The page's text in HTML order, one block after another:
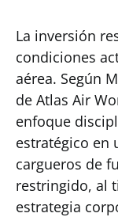
La inversión
condiciones
aérea. Según
de Atlas Air
enfoque
estratégico en
cargueros de
restringido, al
estrategia